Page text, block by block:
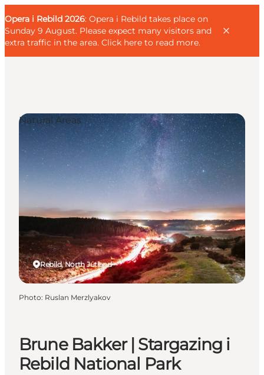
Opera i Rebild 2026: Opera i Rebild takes place on
Sunday 9 August. Please expect many visitors and
extra traffic in the area. Click here to read more.
Families
Couples
Explorers
Active Lifestyle
CALENDAR & EVENTS
MAPS & DIRECTIONS
PLAN YOUR TRIP
Guest
Deutsch
Brune Bakker | Stargazing i
Rebild National Park
Rebild, North Jutland
Natural Areas
Photo: Ruslan Merzlyakov